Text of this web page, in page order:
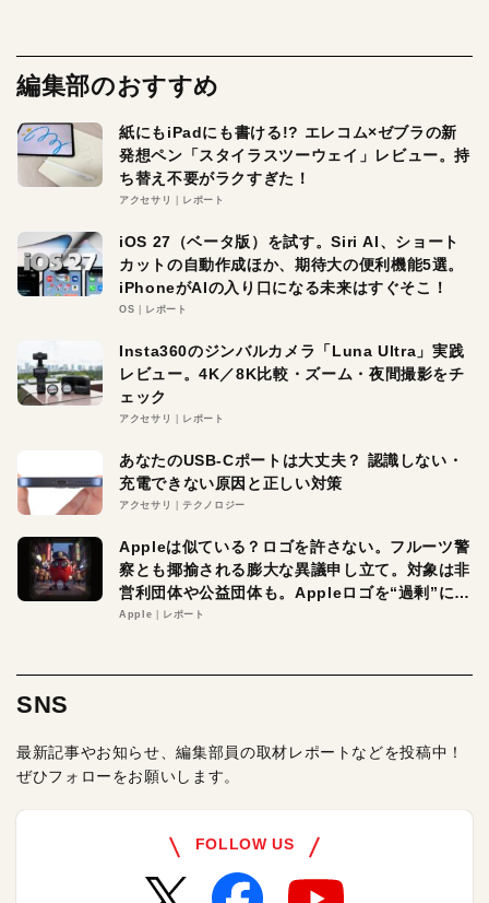
編集部のおすすめ
紙にもiPadにも書ける!? エレコム×ゼブラの新
発想ペン「スタイラスツーウェイ」レビュー。持
ち替え不要がラクすぎた！
アクセサリ レポート
iOS 27（ベータ版）を試す。Siri AI、ショート
カットの自動作成ほか、期待大の便利機能5選。
iPhoneがAIの入り口になる未来はすぐそこ！
OS レポート
Insta360のジンバルカメラ「Luna Ultra」実践
レビュー。4K／8K比較・ズーム・夜間撮影をチ
ェック
アクセサリ レポート
あなたのUSB-Cポートは大丈夫？ 認識しない・
充電できない原因と正しい対策
アクセサリ テクノロジー
Appleは似ている？ロゴを許さない。フルーツ警
察とも揶揄される膨大な異議申し立て。対象は非
営利団体や公益団体も。Appleロゴを“過剰”に守
る理由とは
Apple レポート
SNS
最新記事やお知らせ、編集部員の取材レポートなどを投稿中！
ぜひフォローをお願いします。
FOLLOW US